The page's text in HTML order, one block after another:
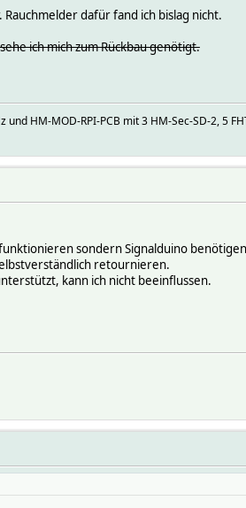
dafür fand ich bislag nicht.
ich mich zum Rückbau genötigt.
HM-MOD-RPI-PCB mit 3 HM-Sec-SD-2, 5
sondern Signalduino
retournieren.
kann ich nicht beeinflussen.